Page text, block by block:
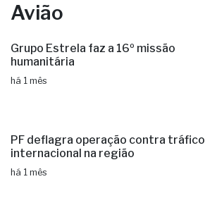
Avião
Grupo Estrela faz a 16º missão
humanitária
há 1 mês
PF deflagra operação contra tráfico
internacional na região
há 1 mês